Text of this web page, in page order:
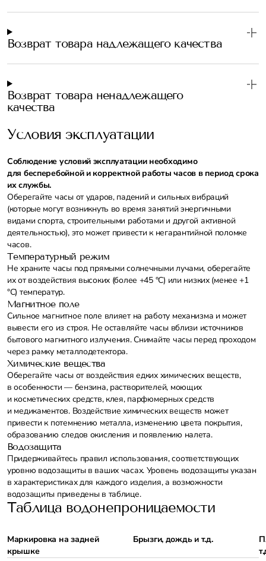
Возврат товара надлежащего качества
Возврат товара ненадлежащего
качества
Условия эксплуатации
Соблюдение условий эксплуатации необходимо
для бесперебойной и корректной работы часов в период срока
их службы.
Оберегайте часы от ударов, падений и сильных вибраций
(которые могут возникнуть во время занятий энергичными
видами спорта, строительными работами и другой активной
деятельностью), это может привести к негарантийной поломке
часов.
Температурный режим
Не храните часы под прямыми солнечными лучами, оберегайте
их от воздействия высоких (более +45 °С) или низких (менее +1
°С) температур.
Магнитное поле
Сильное магнитное поле влияет на работу механизма и может
вывести его из строя. Не оставляйте часы вблизи источников
бытового магнитного излучения. Снимайте часы перед проходом
через рамку металлодетектора.
Химические вещества
Оберегайте часы от воздействия едких химических веществ,
в особенности — бензина, растворителей, моющих
и косметических средств, клея, парфюмерных средств
и медикаментов. Воздействие химических веществ может
привести к потемнению металла, изменению цвета покрытия,
образованию следов окисления и появлению налета.
Водозащита
Придерживайтесь правил использования, соответствующих
уровню водозащиты в ваших часах. Уровень водозащиты указан
в характеристиках для каждого изделия, а возможности
водозащиты приведены в таблице.
Таблица водонепроницаемости
Маркировка на задней
крышке
Брызги, дождь и т.д.